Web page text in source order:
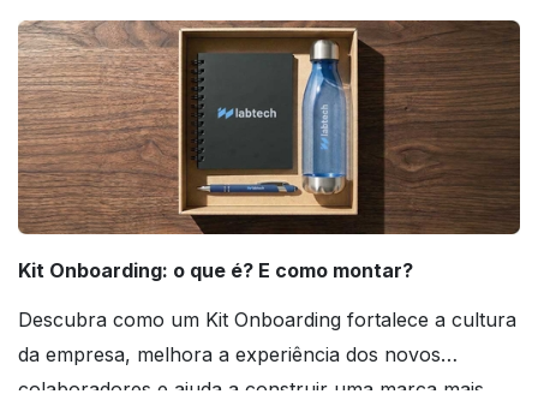
Kit Onboarding: o que é? E como montar?
Descubra como um Kit Onboarding fortalece a cultura
da empresa, melhora a experiência dos novos
colaboradores e ajuda a construir uma marca mais